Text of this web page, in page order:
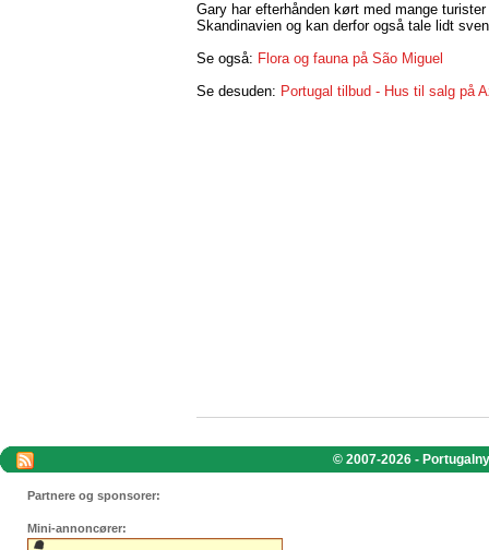
Gary har efterhånden kørt med mange turister
Skandinavien og kan derfor også tale lidt
Se også: Flora og fauna på São Miguel
Se desuden: Portugal tilbud - Hus til salg på
© 2007-2026 -
Partnere og sponsorer:
Mini-annoncører: